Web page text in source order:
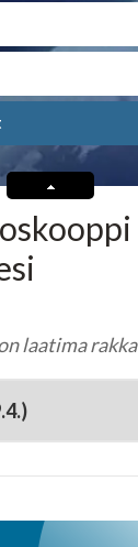
unet
laatima